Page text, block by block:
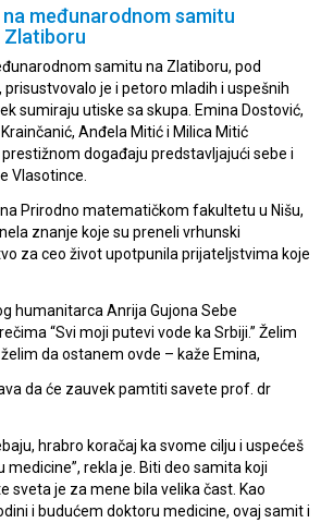
međunarodnom samitu
Zlatiboru
samitu na Zlatiboru, pod
je i petoro mladih i uspešnih
sumiraju utiske sa skupa. Emina Dostović,
Anđela Mitić i Milica Mitić
događaju predstavljajući sebe i
Vlasotince.
Prirodno matematičkom fakultetu u Nišu,
znanje koje su preneli vrhunski
za ceo život upotpunila prijateljstvima koje
humanitarca Anrija Gujona Sebe
“Svi moji putevi vode ka Srbiji.” Želim
da ostanem ovde – kaže Emina,
da će zauvek pamtiti savete prof. dr
hrabro koračaj ka svome cilju i uspećeš
medicine”, rekla je. Biti deo samita koji
sveta je za mene bila velika čast. Kao
i budućem doktoru medicine, ovaj samit i